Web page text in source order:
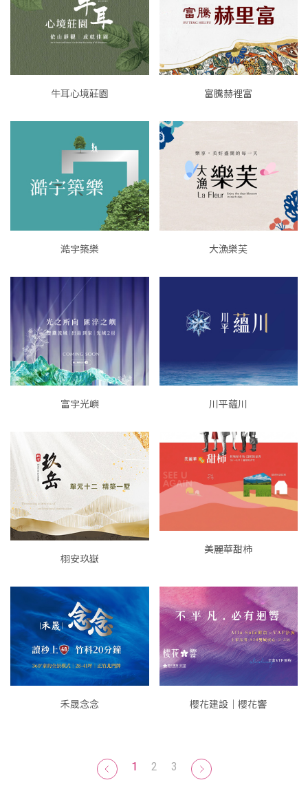
牛耳心境莊園 富騰赫裡富
澔宇築樂 大漁樂芙
富宇光嶼 川平蘊川
栩安玖嶽
美麗華甜柿
禾晟念念 櫻花建設｜櫻花響
1 2 3